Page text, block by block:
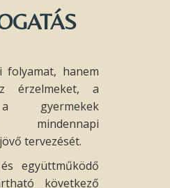
folyamat, hanem
érzelmeket, a
a gyermekek
mindennapi
tervezését.
együttműködő
következő